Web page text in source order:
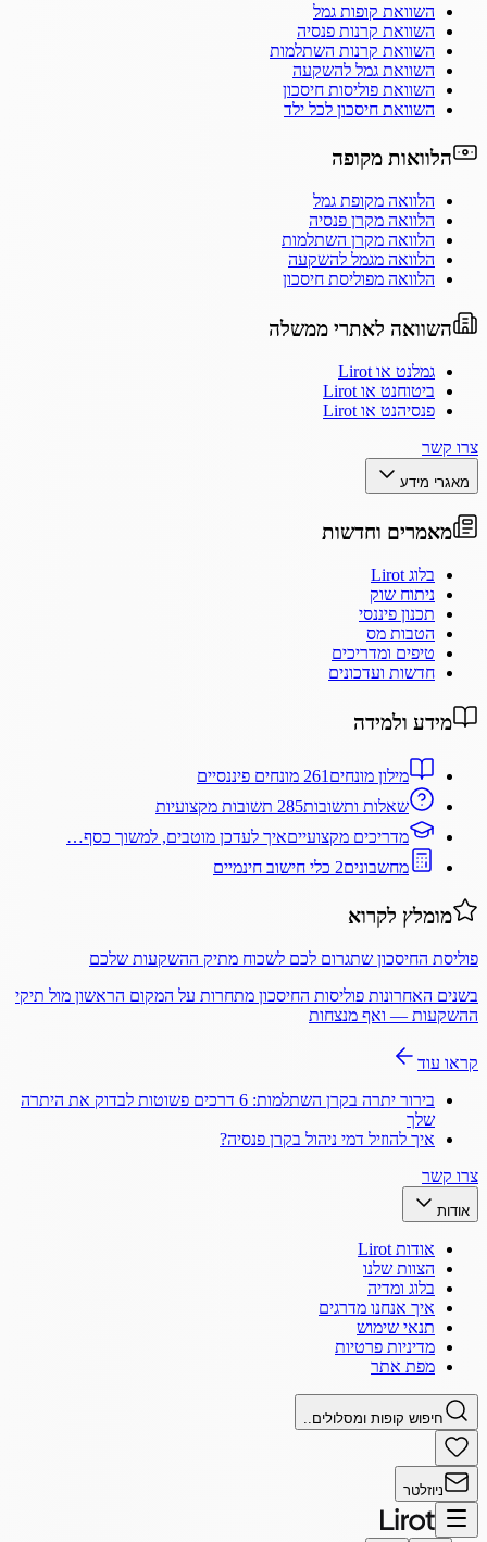
השוואת קופות גמל
השוואת קרנות פנסיה
השוואת קרנות השתלמות
השוואת גמל להשקעה
השוואת פוליסות חיסכון
השוואת חיסכון לכל ילד
הלוואות מקופה
הלוואה מקופת גמל
הלוואה מקרן פנסיה
הלוואה מקרן השתלמות
הלוואה מגמל להשקעה
הלוואה מפוליסת חיסכון
השוואה לאתרי ממשלה
גמלנט או Lirot
ביטוחנט או Lirot
פנסיהנט או Lirot
צרו קשר
מאגרי מידע
מאמרים וחדשות
בלוג Lirot
ניתוח שוק
תכנון פיננסי
הטבות מס
טיפים ומדריכים
חדשות ועדכונים
מידע ולמידה
מילון מונחים 261 מונחים פיננסיים
שאלות ותשובות285 תשובות מקצועיות
מדריכים מקצועייםאיך לעדכן מוטבים, למשוך כסף…
מחשבונים2 כלי חישוב חינמיים
מומלץ לקרוא
פוליסת החיסכון שתגרום לכם לשכוח מתיק ההשקעות שלכם
בשנים האחרונות פוליסות החיסכון מתחרות על המקום הראשון מול תיקי
ההשקעות — ואף מנצחות
קראו עוד
בירור יתרה בקרן השתלמות: 6 דרכים פשוטות לבדוק את היתרה
שלך
איך להוזיל דמי ניהול בקרן פנסיה?
צרו קשר
אודות
אודות Lirot
הצוות שלנו
בלוג ומדיה
איך אנחנו מדרגים
תנאי שימוש
מדיניות פרטיות
מפת אתר
חיפוש קופות ומסלולים..
ניוזלטר